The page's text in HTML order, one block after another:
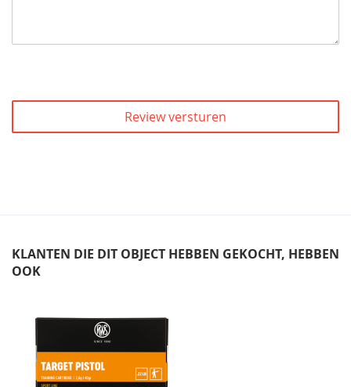
Review versturen
KLANTEN DIE DIT OBJECT HEBBEN GEKOCHT, HEBBEN
OOK